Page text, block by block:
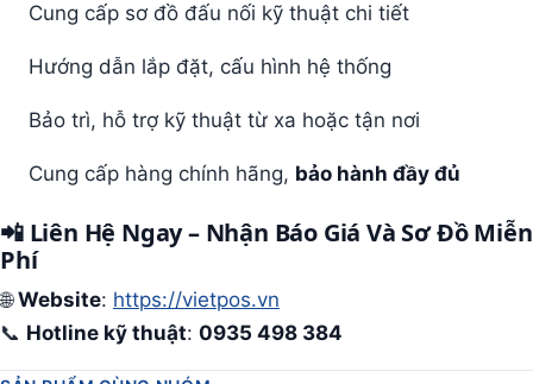
Cung cấp sơ đồ đấu nối kỹ thuật chi tiết
Hướng dẫn lắp đặt, cấu hình hệ thống
Bảo trì, hỗ trợ kỹ thuật từ xa hoặc tận nơi
Cung cấp hàng chính hãng, bảo hành đầy đủ
📲 Liên Hệ Ngay – Nhận Báo Giá Và Sơ Đồ Miễn
Phí
🌐Website: https://vietpos.vn
📞 Hotline kỹ thuật: 0935 498 384